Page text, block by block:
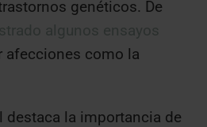
genéticos. De
afecciones como la
destaca la importancia de